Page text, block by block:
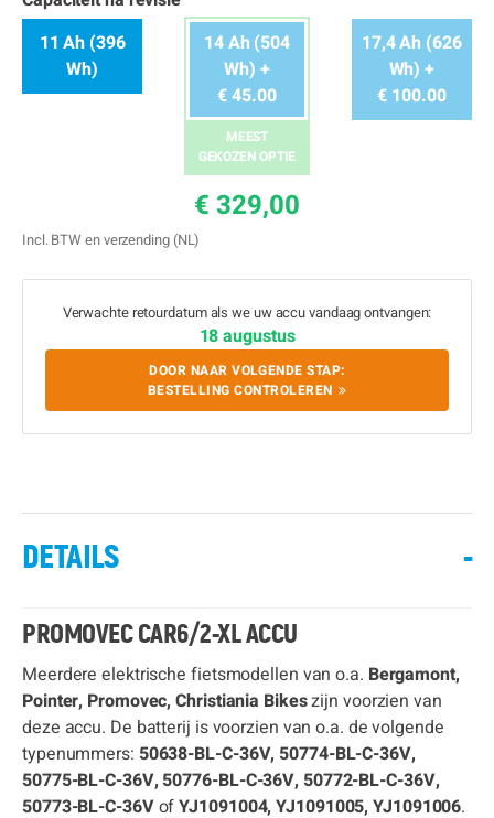
11 Ah (396
Wh)
14 Ah (504
Wh) +
€ 45.00
MEEST
GEKOZEN OPTIE
17,4 Ah (626
Wh) +
€ 100.00
€ 329,00
Incl. BTW en verzending (NL)
Verwachte retourdatum als we uw accu vandaag ontvangen:
18 augustus
DOOR NAAR VOLGENDE STAP:
BESTELLING CONTROLEREN
DETAILS -
PROMOVEC CAR6/2-XL ACCU
Meerdere elektrische fietsmodellen van o.a. Bergamont,
Pointer, Promovec, Christiania Bikeszijn voorzien van
deze accu. De batterij is voorzien van o.a. de volgende
typenummers: 50638-BL-C-36V, 50774-BL-C-36V,
50775-BL-C-36V, 50776-BL-C-36V, 50772-BL-C-36V,
50773-BL-C-36VofYJ1091004, YJ1091005, YJ1091006.